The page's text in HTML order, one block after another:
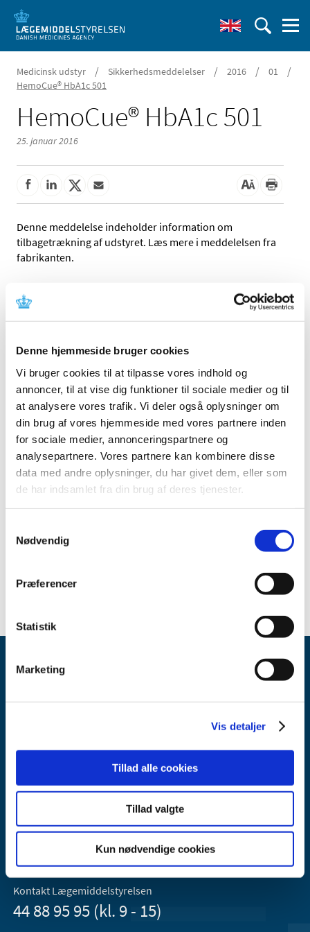
Denne hjemmeside bruger cookies
Vi bruger cookies til at tilpasse vores indhold og
annoncer, til at vise dig funktioner til sociale medier og til
at analysere vores trafik. Vi deler også oplysninger om
din brug af vores hjemmeside med vores partnere inden
for sociale medier, annonceringspartnere og
analysepartnere. Vores partnere kan kombinere disse
data med andre oplysninger, du har givet dem, eller som
de har indsamlet fra din brug af deres tjenester.
Nødvendig
Præferencer
Statistik
Marketing
Vis detaljer
Tillad alle cookies
Tillad valgte
Kun nødvendige cookies
Medicinsk udstyr / Sikkerhedsmeddelelser / 2016 / 01 /
HemoCue® HbA1c 501
HemoCue® HbA1c 501
25. januar 2016
Denne meddelelse indeholder information om
tilbagetrækning af udstyret. Læs mere i meddelelsen fra
fabrikanten.
Referencer
Produkt: HemoCue®HbA1c 501
Fabrikant: Infopia. Co., Ltd
Lægemiddelstyrelsens sagsnummer: 2016013291
Emner
Medicinsk udstyr
Relateret indhold
(pdf - 1,28
MB)
Lægemiddelstyrelsen
2300 København S
Lægemiddelstyrelsen er en del af
Sundheds- og Kirkeministeriet.
Kontakt Lægemiddelstyrelsen
44 88 95 95 (kl. 9 - 15)